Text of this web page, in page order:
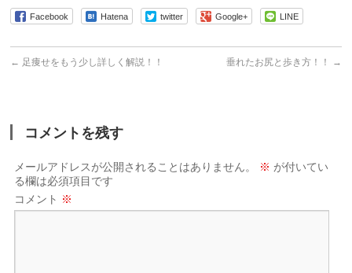
Facebook Hatena twitter Google+ LINE
← 足痩せをもう少し詳しく解説！！ 垂れたお尻と歩き方！！ →
コメントを残す
メールアドレスが公開されることはありません。 ※ が付いてい
る欄は必須項目です
コメント ※